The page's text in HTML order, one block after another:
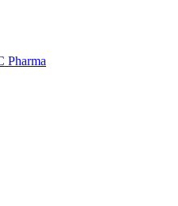
Pharma